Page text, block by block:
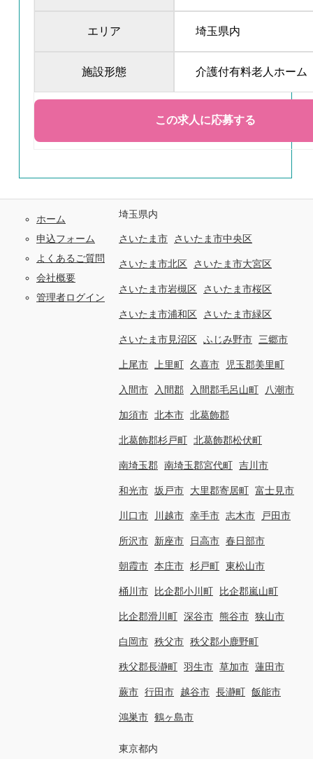
エリア 埼玉県内
施設形態 介護付有料老人ホーム
ホーム
申込フォーム
よくあるご質問
会社概要
管理者ログイン
埼玉県内
さいたま市 さいたま市中央区
さいたま市北区 さいたま市大宮区
さいたま市岩槻区 さいたま市桜区
さいたま市浦和区 さいたま市緑区
さいたま市見沼区 ふじみ野市 三郷市
上尾市 上里町 久喜市 児玉郡美里町
入間市 入間郡 入間郡毛呂山町 八潮市
加須市 北本市 北葛飾郡
北葛飾郡杉戸町 北葛飾郡松伏町
南埼玉郡 南埼玉郡宮代町 吉川市
和光市 坂戸市 大里郡寄居町 富士見市
川口市 川越市 幸手市 志木市 戸田市
所沢市 新座市 日高市 春日部市
朝霞市 本庄市 杉戸町 東松山市
桶川市 比企郡小川町 比企郡嵐山町
比企郡滑川町 深谷市 熊谷市 狭山市
白岡市 秩父市 秩父郡小鹿野町
秩父郡長瀞町 羽生市 草加市 蓮田市
蕨市 行田市 越谷市 長瀞町 飯能市
鴻巣市 鶴ヶ島市
東京都内